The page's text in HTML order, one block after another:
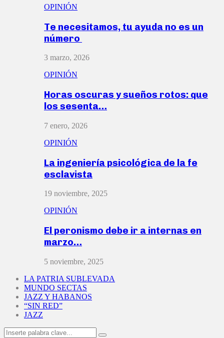
OPINIÓN
Te necesitamos, tu ayuda no es un
número
3 marzo, 2026
OPINIÓN
Horas oscuras y sueños rotos: que
los sesenta…
7 enero, 2026
OPINIÓN
La ingeniería psicológica de la fe
esclavista
19 noviembre, 2025
OPINIÓN
El peronismo debe ir a internas en
marzo…
5 noviembre, 2025
LA PATRIA SUBLEVADA
MUNDO SECTAS
JAZZ Y HABANOS
“SIN RED”
JAZZ
Search